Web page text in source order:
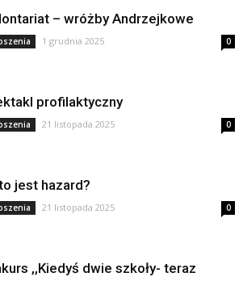
– wróżby Andrzejkowe
1 grudnia 2025 0
profilaktyczny
21 listopada 2025 0
jest hazard?
21 listopada 2025 0
,,Kiedyś dwie szkoły- teraz